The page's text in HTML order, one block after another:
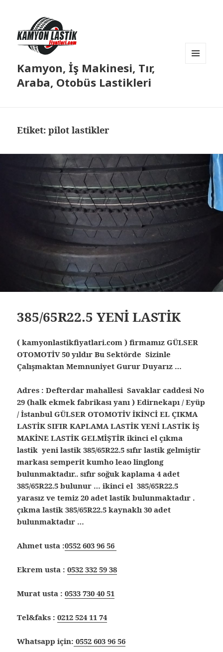
Kamyon, İş Makinesi, Tır,
Araba, Otobüs Lastikleri
Etiket:pilot lastikler
385/65R22.5 YENİ LASTİK
( kamyonlastikfiyatlari.com ) firmamız GÜLSER
OTOMOTİV 50 yıldır Bu Sektörde Sizinle
Çalışmaktan Memnuniyet Gurur Duyarız …
Adres : Defterdar mahallesi Savaklar caddesi No
29 (halk ekmek fabrikası yanı ) Edirnekapı / Eyüp
/ İstanbulGÜLSER OTOMOTİV İKİNCİ EL ÇIKMA
LASTİK SIFIR KAPLAMA LASTİK YENİ LASTİK İŞ
MAKİNE LASTİK GELMİŞTİR ikinci el çıkma
lastik yeni lastik 385/65R22.5 sıfır lastik gelmiştir
markası semperit kumho leao linglong
bulunmaktadır.. sıfır soğuk kaplama 4 adet
385/65R22.5 bulunur … ikinci el 385/65R22.5
yarasız ve temiz 20 adet lastik bulunmaktadır .
çıkma lastik 385/65R22.5 kaynaklı 30 adet
bulunmaktadır …
Ahmet usta :0552 603 96 56
Ekrem usta :0532 332 59 38
Murat usta :0533 730 40 51
Tel&faks :0212 524 11 74
Whatsapp için: 0552 603 96 56